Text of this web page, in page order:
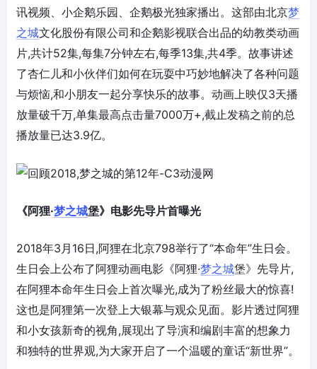
讯视频、小企鹅乐园、企鹅极光独家播出。这部由北京梦
之城文化股份有限公司和企鹅影视联合出品的幼教类动画
片,共计52集,每集7分钟左右,每季13集,共4季。故事讲述
了杏仁儿和小伙伴们如何在玩耍中巧妙地解决了各种问题
与烦恼,和小朋友一起分享快乐的故事。动画上映仅3天播
放量破千万,单集最高点击量7000万+,截止发稿之前的总
播放量已达3.9亿。
《阿狸·梦之城堡》电影先导片首曝光
2018年3月16日,阿狸在北京798举行了“本命年”生日会。
生日会上公布了阿狸动画电影《阿狸·梦之城堡》先导片,
在阿狸本命年生日会上首次曝光,成为了粉丝最大的惊喜!
这也是阿狸第一次登上大银幕与观众见面。影片透过阿狸
和小女孩新奇的视角,展现出了导演和编剧丰富的想象力
和独特的世界观,为大家开启了一个温暖的童话“新世界”。